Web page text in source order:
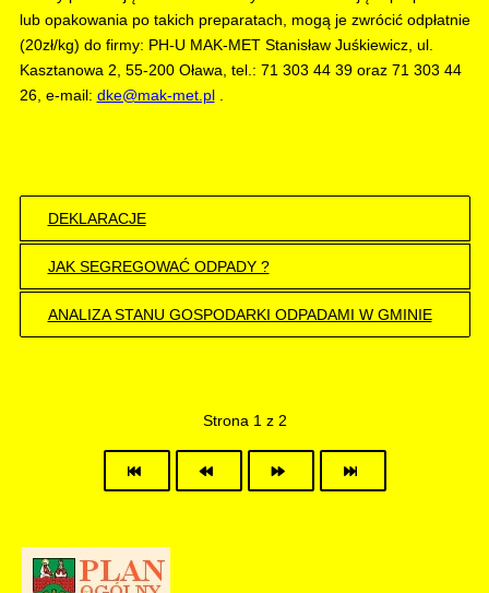
lub opakowania po takich preparatach, mogą je zwrócić odpłatnie
(20zł/kg) do firmy: PH-U MAK-MET Stanisław Juśkiewicz, ul.
Kasztanowa 2, 55-200 Oława, tel.: 71 303 44 39 oraz 71 303 44
26, e-mail: dke@mak-met.pl.
DEKLARACJE
JAK SEGREGOWAĆ ODPADY ?
ANALIZA STANU GOSPODARKI ODPADAMI W GMINIE
Strona 1 z 2